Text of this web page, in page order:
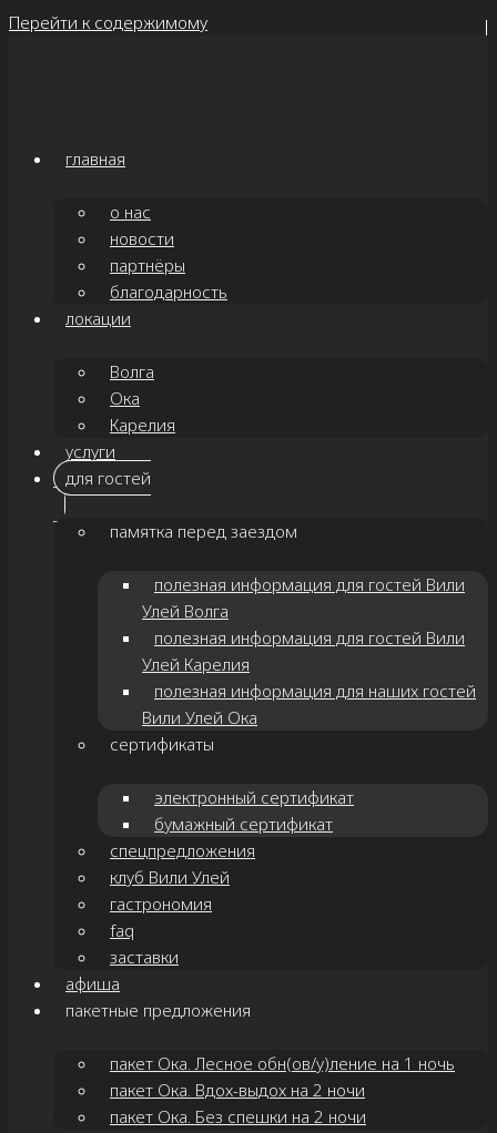
Перейти к содержимому
главная
о нас
новости
партнёры
благодарность
локации
Волга
Ока
Карелия
услуги
для гостей
памятка перед заездом
полезная информация для гостей Вили
Улей Волга
полезная информация для гостей Вили
Улей Карелия
полезная информация для наших гостей
Вили Улей Ока
сертификаты
электронный сертификат
бумажный сертификат
спецпредложения
клуб Вили Улей
гастрономия
faq
заставки
афиша
пакетные предложения
пакет Ока. Лесное обн(ов/у)ление на 1 ночь
пакет Ока. Вдох-выдох на 2 ночи
пакет Ока. Без спешки на 2 ночи